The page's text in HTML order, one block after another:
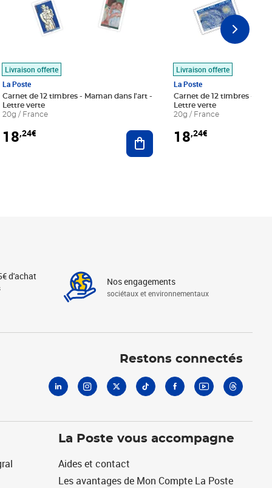
au panier
Livraison offerte
La Poste
Carnet de 12 timbres - Maman dans l'art -
Lettre verte
20g / France
18,24€ Ajouter au panier
Livraison offerte
La Poste
Carnet de 12 timbres - Le
Lettre verte
20g / France
18,24€
d'achat Nos engagements
sociétaux et environnementaux
Restons connectés
La Poste vous accompagne
Aides et contact
Les avantages de Mon Compte La Poste